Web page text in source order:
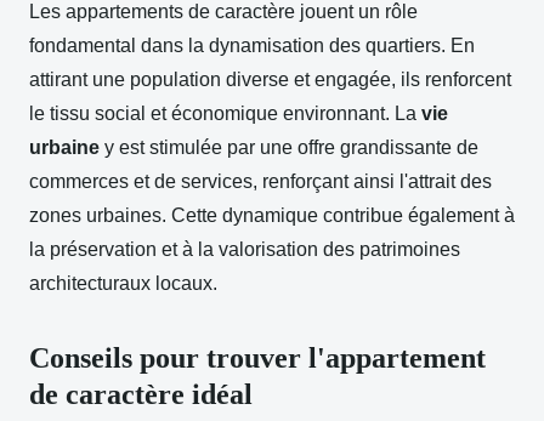
Les appartements de caractère jouent un rôle
fondamental dans la dynamisation des quartiers. En
attirant une population diverse et engagée, ils renforcent
le tissu social et économique environnant. La vie
urbaine y est stimulée par une offre grandissante de
commerces et de services, renforçant ainsi l'attrait des
zones urbaines. Cette dynamique contribue également à
la préservation et à la valorisation des patrimoines
architecturaux locaux.
Conseils pour trouver l'appartement
de caractère idéal